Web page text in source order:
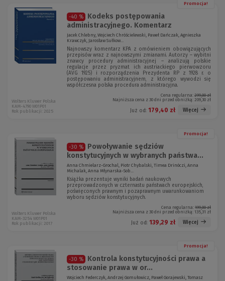
Promocja!
-40 %
Kodeks postępowania
administracyjnego. Komentarz
Jacek Chlebny, Wojciech Chróścielewski, Paweł Dańczak, Agnieszka
Krawczyk, Jarosław Sułkow...
Najnowszy komentarz KPA z omówieniem obowiązujących
przepisów wraz z najnowszymi zmianami. Autorzy – wybitni
znawcy procedury administracyjnej – analizują polskie
regulacje przez pryzmat ich austriackiego pierwowzoru
(AVG 1925) i rozporządzenia Prezydenta RP z 1928 r. o
postępowaniu administracyjnem, z którego wywodzi się
współczesna polska procedura administracyjna.
Cena regularna: 299,00 zł
Najniższa cena z 30 dni przed obniżką: 209,30 zł
Już od: 179,40 zł Więcej
Wolters Kluwer Polska
KAM-4790 W01P01
Rok publikacji: 2025
Promocja!
-30 %
Powoływanie sędziów
konstytucyjnych w wybranych państwa...
Anna Chmielarz-Grochal, Piotr Chybalski, Timea Drinóczi, Anna
Michalak, Anna Młynarska-Sob...
Książka prezentuje wyniki badań naukowych
przeprowadzonych w czternastu państwach europejskich,
poświęconych prawnym i pozaprawnym uwarunkowaniom
wyboru sędziów konstytucyjnych.
Cena regularna: 199,00 zł
Najniższa cena z 30 dni przed obniżką: 135,31 zł
Już od: 139,29 zł Więcej
Wolters Kluwer Polska
KAM-3254 W01P01
Rok publikacji: 2017
Promocja!
-30 %
Kontrola konstytucyjności prawa a
stosowanie prawa w or...
Wojciech Federczyk, Andrzej Gomułowicz, Paweł Gorajewski, Tomasz